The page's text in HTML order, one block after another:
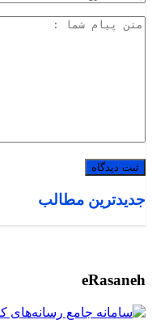
جدیدترین مطالب
eRasaneh